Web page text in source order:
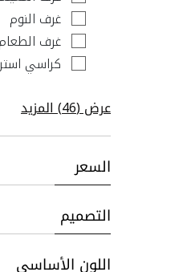
غرف النوم
غرف الطعام
كراسي
عرض (46) المزيد
السعر
التصميم
اللون الأساسي